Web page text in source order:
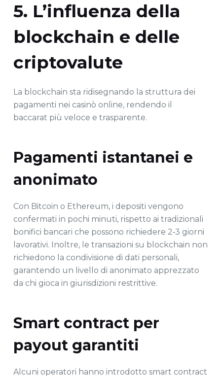
5. L’influenza della
blockchain e delle
criptovalute
La blockchain sta ridisegnando la struttura dei
pagamenti nei casinò online, rendendo il
baccarat più veloce e trasparente.
Pagamenti istantanei e
anonimato
Con Bitcoin o Ethereum, i depositi vengono
confermati in pochi minuti, rispetto ai tradizionali
bonifici bancari che possono richiedere 2‑3 giorni
lavorativi. Inoltre, le transazioni su blockchain non
richiedono la condivisione di dati personali,
garantendo un livello di anonimato apprezzato
da chi gioca in giurisdizioni restrittive.
Smart contract per
payout garantiti
Alcuni operatori hanno introdotto smart contract